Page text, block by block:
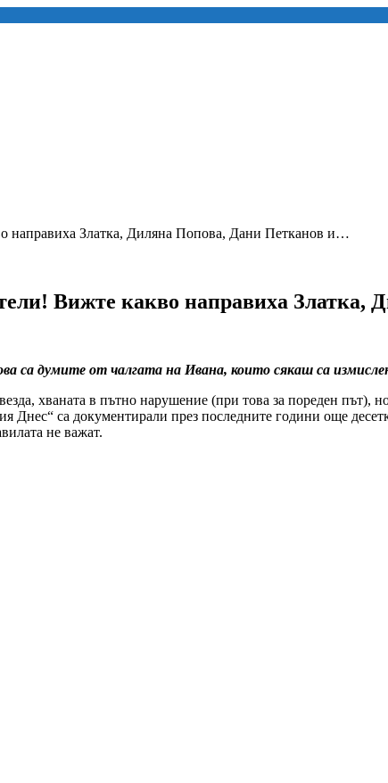
Златка, Диляна Попова, Дани Петканов и…
Вижте какво направиха Златка,
са думите от чалгата на Ивана, които сякаш са
хваната в пътно нарушение (при това за пореден път),
Днес“ са документирали през последните години още
не важат.